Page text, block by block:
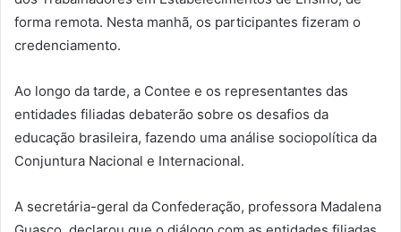
forma remota. Nesta manhã, os participantes fizeram o
credenciamento.
Ao longo da tarde, a Contee e os representantes das
entidades filiadas debaterão sobre os desafios da
educação brasileira, fazendo uma análise sociopolítica da
Conjuntura Nacional e Internacional.
A secretária-geral da Confederação, professora Madalena